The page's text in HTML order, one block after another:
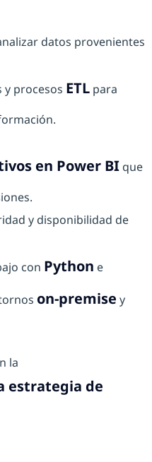
datos provenientes
y procesos ETLpara
en Power BIque
y disponibilidad de
con Python e
on-premise y
la
estrategia de